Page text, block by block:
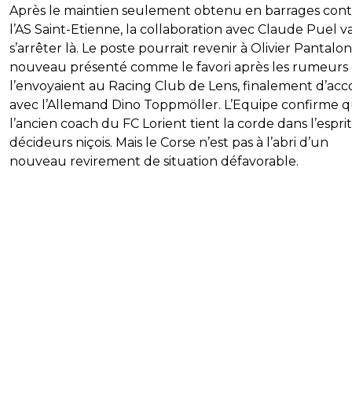
Après le maintien seulement obtenu en barrages
l’AS Saint-Etienne, la collaboration avec Claude Puel
s’arrêter là. Le poste pourrait revenir à Olivier
nouveau présenté comme le favori après les rumeurs
l’envoyaient au Racing Club de Lens, finalement
avec l’Allemand Dino Toppmöller. L’Equipe confirme
l’ancien coach du FC Lorient tient la corde dans
décideurs niçois. Mais le Corse n’est pas à l’abri d’un
nouveau revirement de situation défavorable.